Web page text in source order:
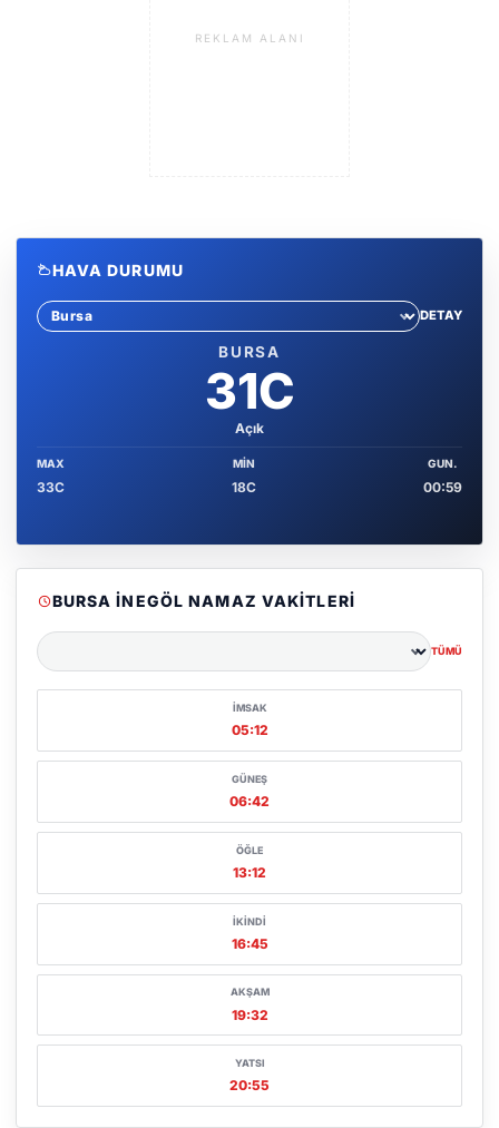
REKLAM ALANI
HAVA DURUMU
Sehir sec
DETAY
BURSA
31C
Açık
MAX
33C
MIN
18C
GUN.
00:59
BURSA İNEGÖL NAMAZ VAKITLERI
Şehir seçin
TÜMÜ
İMSAK
05:12
GÜNEŞ
06:42
ÖĞLE
13:12
İKINDI
16:45
AKŞAM
19:32
YATSI
20:55